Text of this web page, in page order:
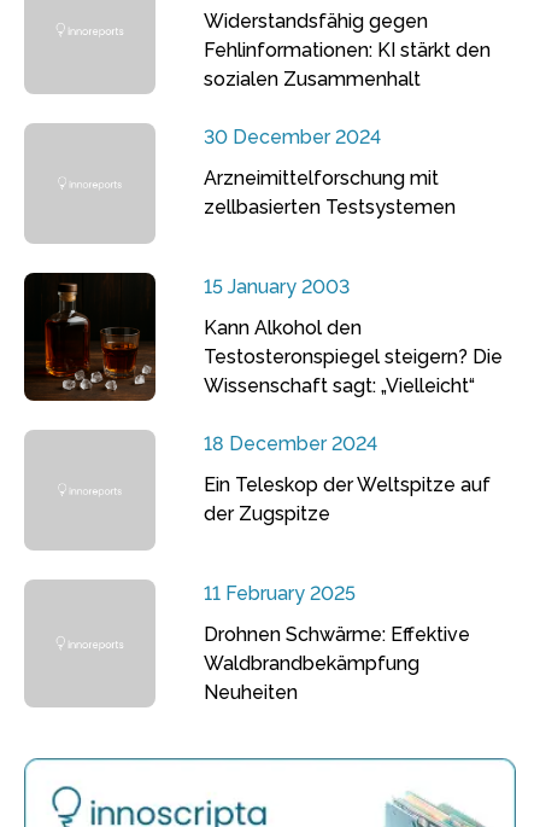
Widerstandsfähig gegen
Fehlinformationen: KI stärkt den
sozialen Zusammenhalt
30 December 2024
Arzneimittelforschung mit
zellbasierten Testsystemen
15 January 2003
Kann Alkohol den
Testosteronspiegel steigern? Die
Wissenschaft sagt: „Vielleicht“
18 December 2024
Ein Teleskop der Weltspitze auf
der Zugspitze
11 February 2025
Drohnen Schwärme: Effektive
Waldbrandbekämpfung
Neuheiten